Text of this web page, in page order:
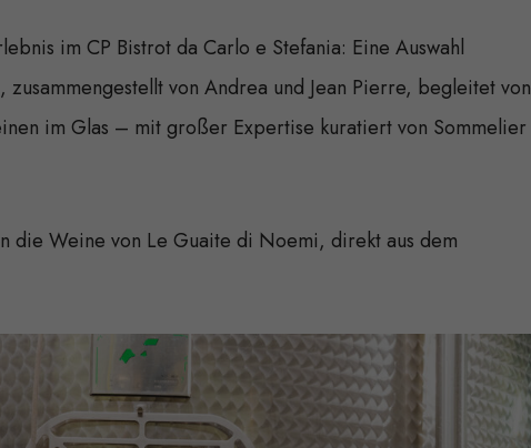
im CP Bistrot da Carlo e Stefania: Eine Auswahl
von Andrea und Jean Pierre, begleitet von
im Glas – mit großer Expertise kuratiert von Sommelier
die Weine von Le Guaite di Noemi, direkt aus dem